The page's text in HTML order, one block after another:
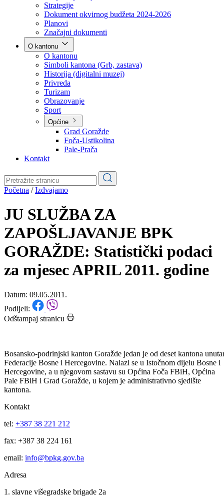
Poslovnik
Program rada Vlade
Ekspoze premijera
Strategije
Dokument okvirnog budžeta 2024-2026
Planovi
Značajni dokumenti
O kantonu
O kantonu
Simboli kantona (Grb, zastava)
Historija (digitalni muzej)
Privreda
Turizam
Obrazovanje
Općine
Pale-Prača
Kontakt
Početna/Izdvajamo
JU SLUŽBA ZA
ZAPOŠLJAVANJE BPK
GORAŽDE: Statistički podaci
za mjesec APRIL 2011. godine
Datum: 09.05.2011.